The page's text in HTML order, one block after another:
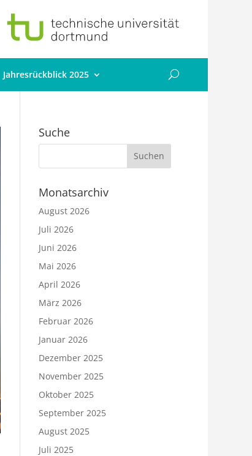
Jahresrückblick 2025
Suche
Monatsarchiv
August 2026
Juli 2026
Juni 2026
Mai 2026
April 2026
März 2026
Februar 2026
Januar 2026
Dezember 2025
November 2025
Oktober 2025
September 2025
August 2025
Juli 2025